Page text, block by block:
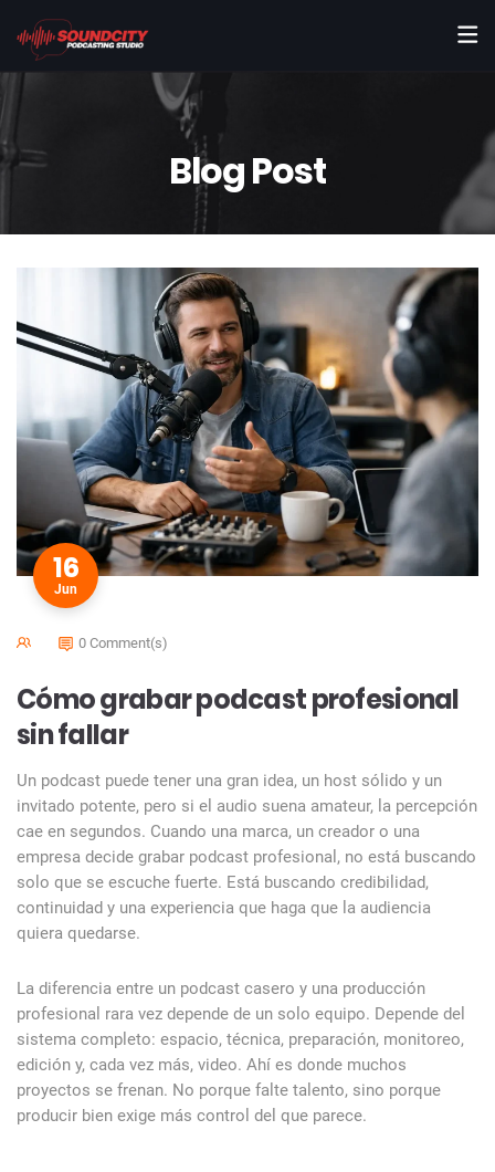
Blog Post
16
Jun
0 Comment(s)
Cómo grabar podcast profesional
sin fallar
Un podcast puede tener una gran idea, un host sólido y un
invitado potente, pero si el audio suena amateur, la percepción
cae en segundos. Cuando una marca, un creador o una
empresa decide grabar podcast profesional, no está buscando
solo que se escuche fuerte. Está buscando credibilidad,
continuidad y una experiencia que haga que la audiencia
quiera quedarse.
La diferencia entre un podcast casero y una producción
profesional rara vez depende de un solo equipo. Depende del
sistema completo: espacio, técnica, preparación, monitoreo,
edición y, cada vez más, video. Ahí es donde muchos
proyectos se frenan. No porque falte talento, sino porque
producir bien exige más control del que parece.